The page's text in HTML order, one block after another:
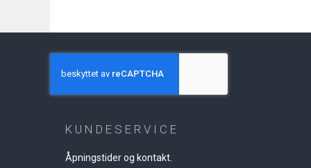
KUNDESERVICE
Åpningstider og kontakt.